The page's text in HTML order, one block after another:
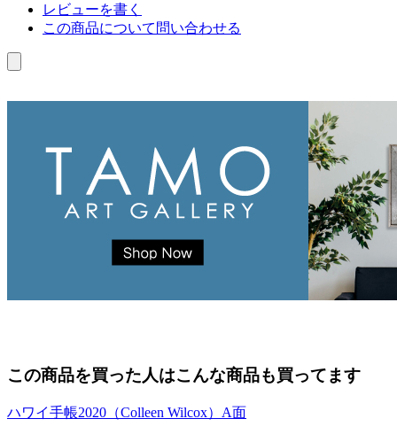
レビューを書く
この商品について問い合わせる
この商品を買った人はこんな商品も買ってます
ハワイ手帳2020（Colleen Wilcox）A面